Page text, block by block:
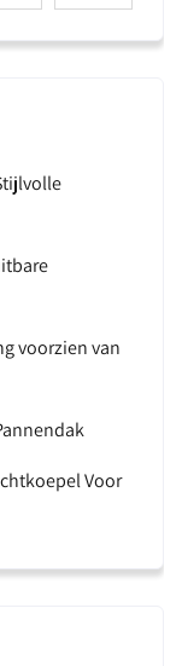
voorzien van
Voor